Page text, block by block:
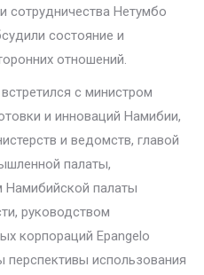
Нетумбо
состояние и
отношений.
с министром
и инноваций Намибии,
и ведомств, главой
палаты,
Намибийской палаты
руководством
корпораций Epangelo
перспективы использования